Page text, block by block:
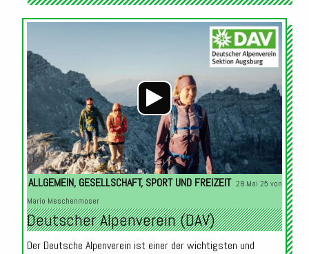
Audio-
Player
ALLGEMEIN, GESELLSCHAFT, SPORT UND FREIZEIT 28.Mai 25 von
Mario Meschenmoser
Deutscher Alpenverein (DAV)
Der Deutsche Alpenverein ist einer der wichtigsten und